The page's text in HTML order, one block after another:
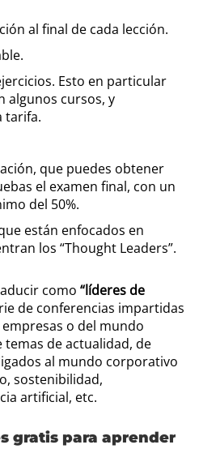
al final de cada lección.
Esto en particular
algunos cursos, y
tarifa.
que puedes obtener
el examen final, con un
del 50%.
están enfocados en
los “Thought Leaders”.
como “líderes de
de conferencias impartidas
o del mundo
temas de actualidad, de
al mundo corporativo
sostenibilidad,
artificial, etc.
gratis para aprender